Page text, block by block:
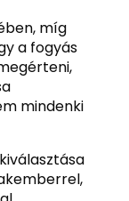
míg
a fogyás
mindenki